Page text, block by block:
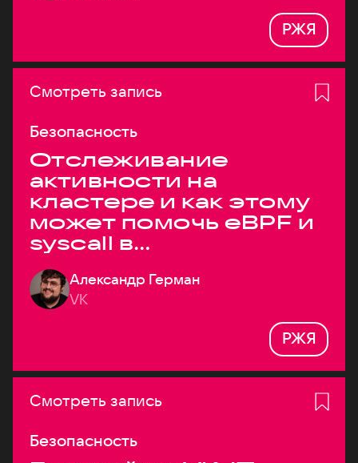
РЖЯ
Смотреть запись
Безопасность
Отслеживание
активности на
кластере и как этому
может помочь eBPF и
syscall в
высоконагруженных
системах
Александр Герман
VK
РЖЯ
Смотреть запись
Безопасность